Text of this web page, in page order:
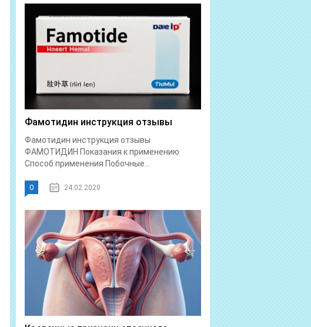
Фамотидин инструкция отзывы
Фамотидин инструкция отзывы
ФАМОТИДИН Показания к применению
Способ применения Побочные...
0 24.02.2020